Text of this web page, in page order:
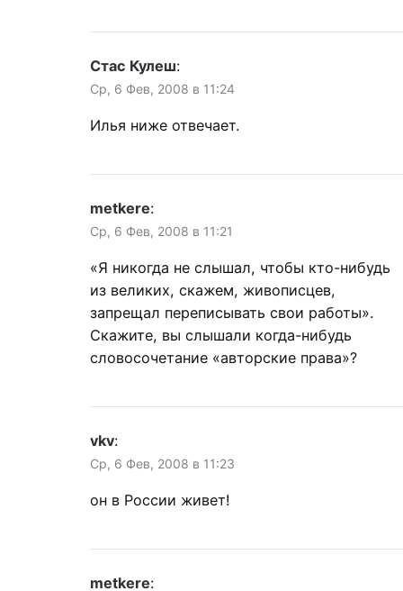
Стас Кулеш:
Ср, 6 Фев, 2008 в 11:24
Илья ниже отвечает.
metkere:
Ср, 6 Фев, 2008 в 11:21
«Я никогда не слышал, чтобы кто-нибудь
из великих, скажем, живописцев,
запрещал переписывать свои работы».
Скажите, вы слышали когда-нибудь
словосочетание «авторские права»?
vkv:
Ср, 6 Фев, 2008 в 11:23
он в России живет!
metkere: